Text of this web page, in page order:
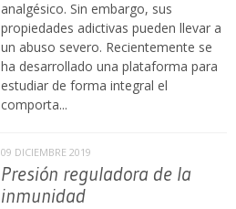
analgésico. Sin embargo, sus
propiedades adictivas pueden llevar a
un abuso severo. Recientemente se
ha desarrollado una plataforma para
estudiar de forma integral el
comporta...
09 DICIEMBRE 2019
Presión reguladora de la
inmunidad